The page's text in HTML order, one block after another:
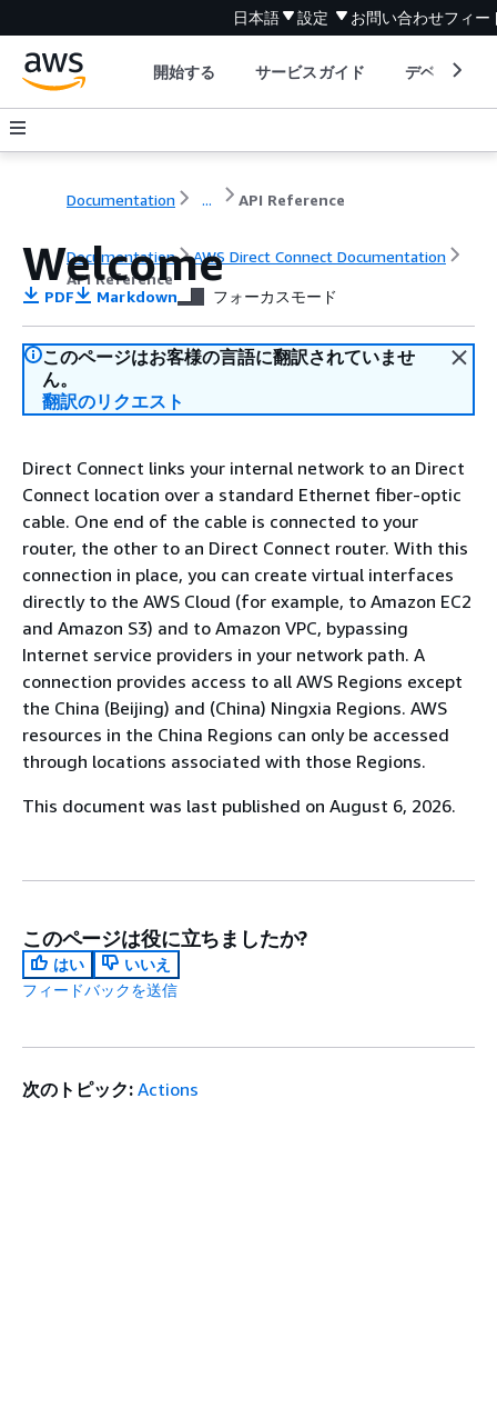
日本語 設定 お問い合わせフィー
開始する サービスガイド デベロッパ
Documentation ... API Reference
Documentation
AWS Direct Connect Documentation
API Reference
Welcome
PDF Markdown フォーカスモード
このページはお客様の言語に翻訳されていませ
ん。
翻訳のリクエスト
Direct Connect links your internal network to an Direct
Connect location over a standard Ethernet fiber-optic
cable. One end of the cable is connected to your
router, the other to an Direct Connect router. With this
connection in place, you can create virtual interfaces
directly to the AWS Cloud (for example, to Amazon EC2
and Amazon S3) and to Amazon VPC, bypassing
Internet service providers in your network path. A
connection provides access to all AWS Regions except
the China (Beijing) and (China) Ningxia Regions. AWS
resources in the China Regions can only be accessed
through locations associated with those Regions.
This document was last published on August 6, 2026.
このページは役に立ちましたか?
はい
いいえ
フィードバックを送信
次のトピック: Actions